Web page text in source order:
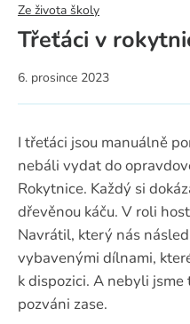
Ze života školy
Třeťáci v
6. prosince 2023
I třeťáci jsou manuálně
nebáli vydat do
Rokytnice. Každý si
dřevěnou káču. V roli
Navrátil, který nás
vybavenými dílnami,
k dispozici. A nebyli
pozváni zase.